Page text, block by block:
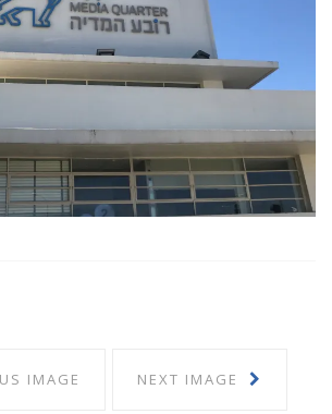
IMAGE NEXT IMAGE